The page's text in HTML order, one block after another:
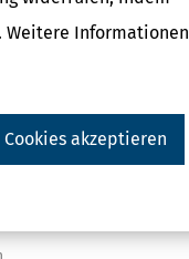
Weitere Informationen
akzeptieren